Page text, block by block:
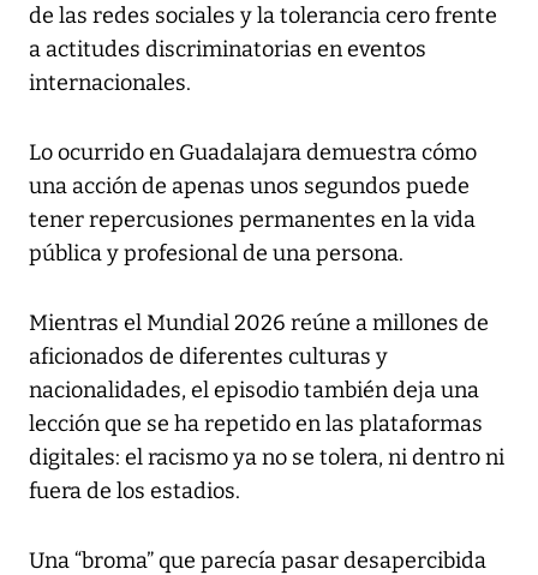
de las redes sociales y la tolerancia cero frente
a actitudes discriminatorias en eventos
internacionales.
Lo ocurrido en Guadalajara demuestra cómo
una acción de apenas unos segundos puede
tener repercusiones permanentes en la vida
pública y profesional de una persona.
Mientras el Mundial 2026 reúne a millones de
aficionados de diferentes culturas y
nacionalidades, el episodio también deja una
lección que se ha repetido en las plataformas
digitales: el racismo ya no se tolera, ni dentro ni
fuera de los estadios.
Una “broma” que parecía pasar desapercibida